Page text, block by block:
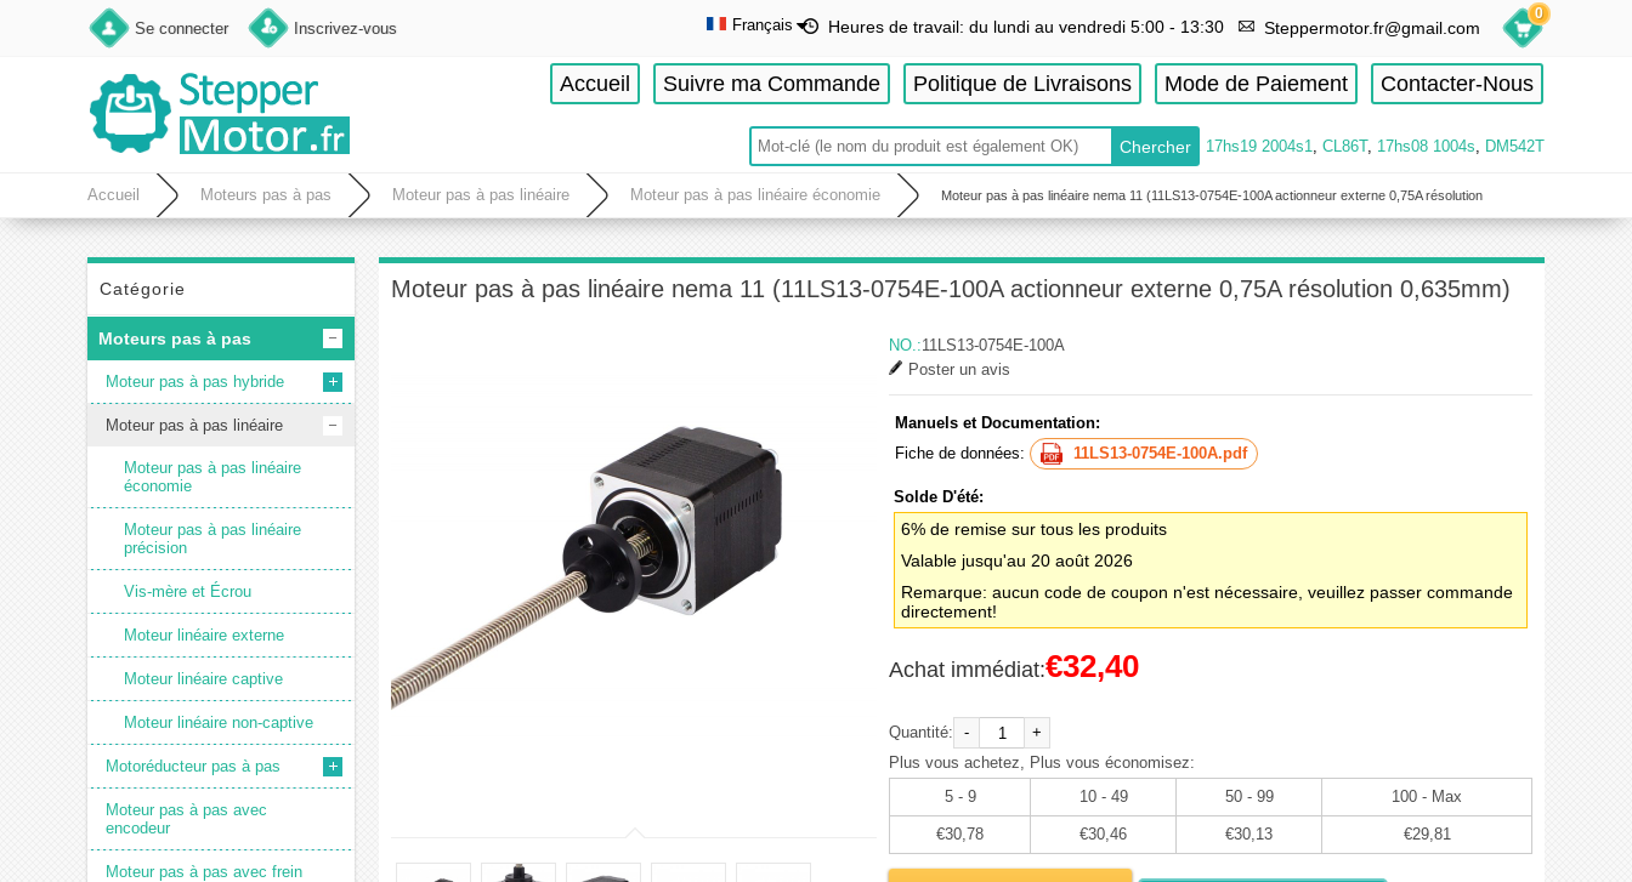
Se connecter Inscrivez-vous
Français
Deutsch
Français
Español
Heures de travail: du lundi au vendredi 5:00 - 13:30 Steppermotor.fr@gmail.com
0
Accueil Suivre ma Commande Politique de Livraisons Mode de Paiement Contacter-Nous
17hs19 2004s1, CL86T, 17hs08 1004s, DM542T
Accueil Moteurs pas à pas Moteur pas à pas linéaire Moteur pas à pas linéaire économie Moteur pas à pas linéaire nema 11 (11LS13-0754E-100A actionneur externe 0,75A résolution
Catégorie
Moteurs pas à pas
Moteur pas à pas hybride
Moteur pas à pas linéaire
Moteur pas à pas linéaire
économie
Moteur pas à pas linéaire
précision
Vis-mère et Écrou
Moteur linéaire externe
Moteur linéaire captive
Moteur linéaire non-captive
Motoréducteur pas à pas
Moteur pas à pas avec
encodeur
Moteur pas à pas avec frein
Moteur pas à pas linéaire nema 11 (11LS13-0754E-100A actionneur externe 0,75A résolution 0,635mm)
NO.:11LS13-0754E-100A
Poster un avis
Manuels et Documentation:
Fiche de données:
11LS13-0754E-100A.pdf
Solde D'été:
6% de remise sur tous les produits
Valable jusqu'au 20 août 2026
Remarque: aucun code de coupon n'est nécessaire, veuillez passer commande
directement!
Achat immédiat:€32,40
Quantité: -
+
Plus vous achetez, Plus vous économisez:
5 - 9
10 - 49 50 - 99 100 - Max
€30,78 €30,46 €30,13 €29,81